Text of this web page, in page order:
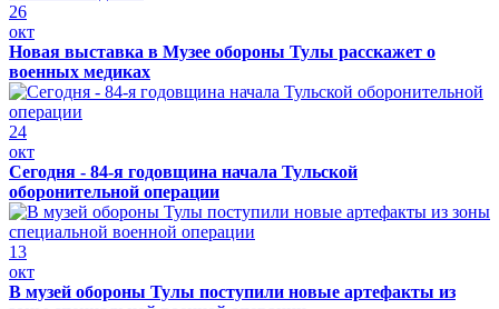
26
окт
Новая выставка в Музее обороны Тулы расскажет о
военных медиках
24
окт
Сегодня - 84-я годовщина начала Тульской
оборонительной операции
13
окт
В музей обороны Тулы поступили новые артефакты из